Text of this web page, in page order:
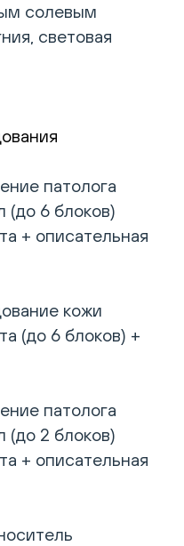
солевым
световая
патолога
(до 6 блоков)
+ описательная
кожи
(до 6 блоков) +
патолога
(до 2 блоков)
+ описательная